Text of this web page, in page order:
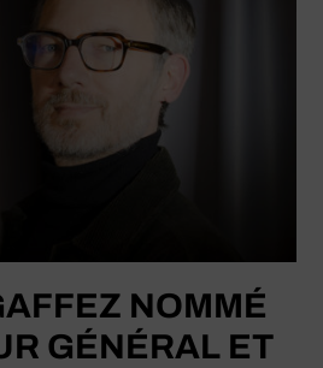
NOMMÉ
GÉNÉRAL ET